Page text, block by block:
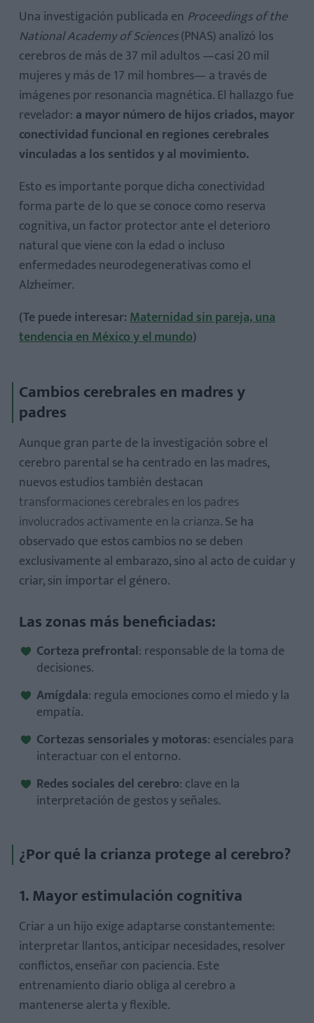
Una investigación publicada en Proceedings of the
National Academy of Sciences(PNAS) analizó los
cerebros de más de 37 mil adultos —casi 20 mil
mujeres y más de 17 mil hombres— a través de
imágenes por resonancia magnética. El hallazgo fue
revelador: a mayor número de hijos criados, mayor
conectividad funcional en regiones cerebrales
vinculadas a los sentidos y al movimiento.
Esto es importante porque dicha conectividad
forma parte de lo que se conoce como reserva
cognitiva, un factor protector ante el deterioro
natural que viene con la edad o incluso
enfermedades neurodegenerativas como el
Alzheimer.
(Te puede interesar:Maternidad sin pareja, una
tendencia en México y el mundo)
Cambios cerebrales en madres y
padres
Aunque gran parte de la investigación sobre el
cerebro parental se ha centrado en las madres,
nuevos estudios también destacan
transformaciones cerebrales en los padres
involucrados activamente en la crianza. Se ha
observado que estos cambios no se deben
exclusivamente al embarazo, sino al acto de cuidar y
criar, sin importar el género.
Las zonas más beneficiadas:
Corteza prefrontal: responsable de la toma de
decisiones.
Amígdala: regula emociones como el miedo y la
empatía.
Cortezas sensoriales y motoras: esenciales para
interactuar con el entorno.
Redes sociales del cerebro: clave en la
interpretación de gestos y señales.
¿Por qué la crianza protege al cerebro?
1. Mayor estimulación cognitiva
Criar a un hijo exige adaptarse constantemente:
interpretar llantos, anticipar necesidades, resolver
conflictos, enseñar con paciencia. Este
entrenamiento diario obliga al cerebro a
mantenerse alerta y flexible.